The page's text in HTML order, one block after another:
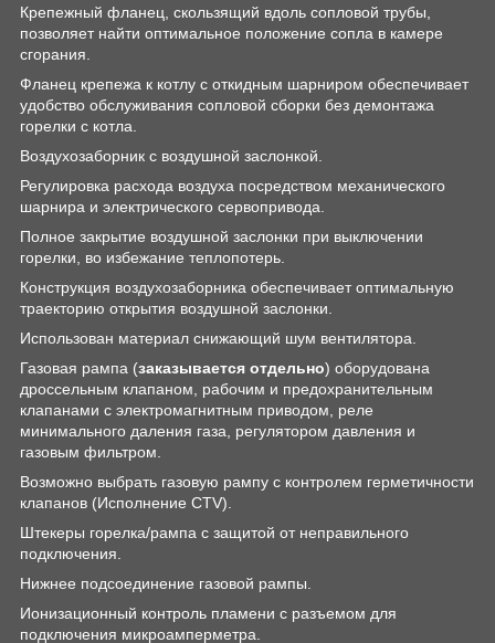
Крепежный фланец, скользящий вдоль сопловой трубы,
позволяет найти оптимальное положение сопла в камере
сгорания.
Фланец крепежа к котлу с откидным шарниром обеспечивает
удобство обслуживания сопловой сборки без демонтажа
горелки с котла.
Воздухозаборник с воздушной заслонкой.
Регулировка расхода воздуха посредством механического
шарнира и электрического сервопривода.
Полное закрытие воздушной заслонки при выключении
горелки, во избежание теплопотерь.
Конструкция воздухозаборника обеспечивает оптимальную
траекторию открытия воздушной заслонки.
Использован материал снижающий шум вентилятора.
Газовая рампа (заказывается отдельно) оборудована
дроссельным клапаном, рабочим и предохранительным
клапанами с электромагнитным приводом, реле
минимального даления газа, регулятором давления и
газовым фильтром.
Возможно выбрать газовую рампу с контролем герметичности
клапанов (Исполнение CTV).
Штекеры горелка/рампа с защитой от неправильного
подключения.
Нижнее подсоединение газовой рампы.
Ионизационный контроль пламени с разъемом для
подключения микроамперметра.